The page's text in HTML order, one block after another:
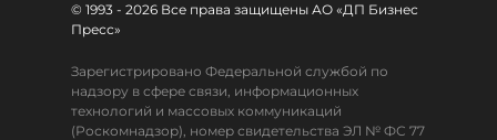
© 1993 - 2026 Все права защищены АО «ДП Бизнес
Пресс»
Зарегистрировано Федеральной службой по
надзору в сфере связи, информационных
технологий и массовых коммуникаций
(Роскомнадзор), номер свидетельства ЭЛ № ФС 77